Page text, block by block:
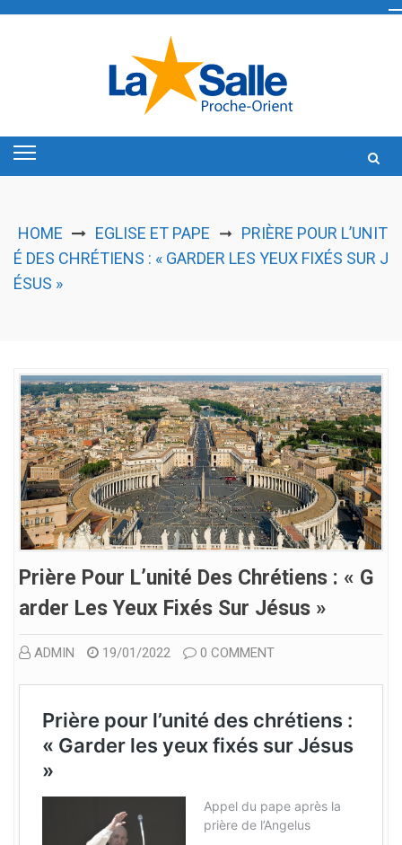
HOME EGLISE ET PAPE ➞ PRIÈRE POUR L’UNIT
É DES CHRÉTIENS : « GARDER LES YEUX FIXÉS SUR J
ÉSUS »
Prière Pour L’unité Des Chrétiens : « G
Arder Les Yeux Fixés Sur Jésus »
ADMIN 19/01/2022 0 COMMENT